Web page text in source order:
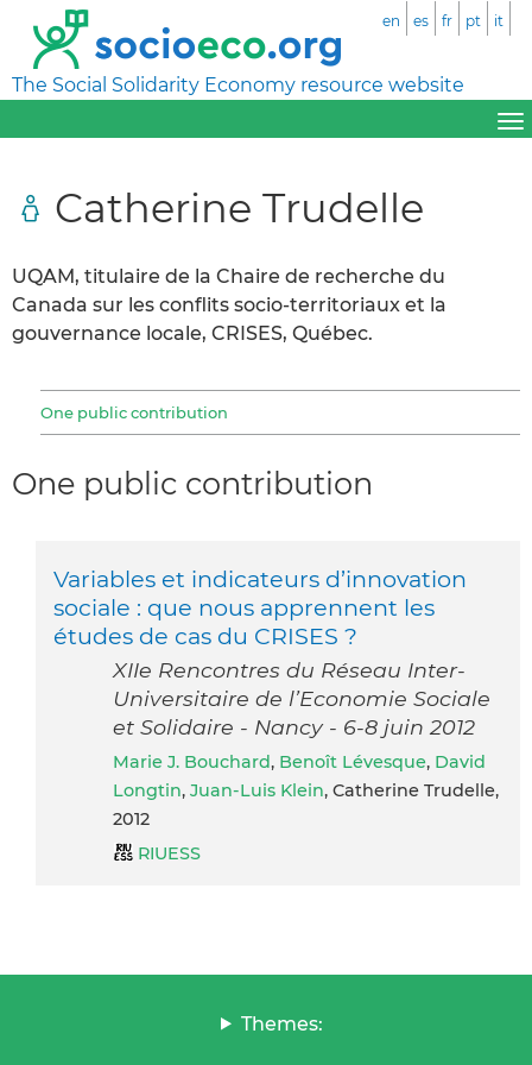
The Social Solidarity Economy resource website
en es fr pt it
Catherine Trudelle
UQAM, titulaire de la Chaire de recherche du
Canada sur les conflits socio-territoriaux et la
gouvernance locale, CRISES, Québec.
One public contribution
One public contribution
Variables et indicateurs d’innovation
sociale : que nous apprennent les
études de cas du CRISES ?
XIIe Rencontres du Réseau Inter-
Universitaire de l’Economie Sociale
et Solidaire - Nancy - 6-8 juin 2012
Marie J. Bouchard, Benoît Lévesque, David
Longtin, Juan-Luis Klein, Catherine Trudelle,
2012
RIUESS
Themes: